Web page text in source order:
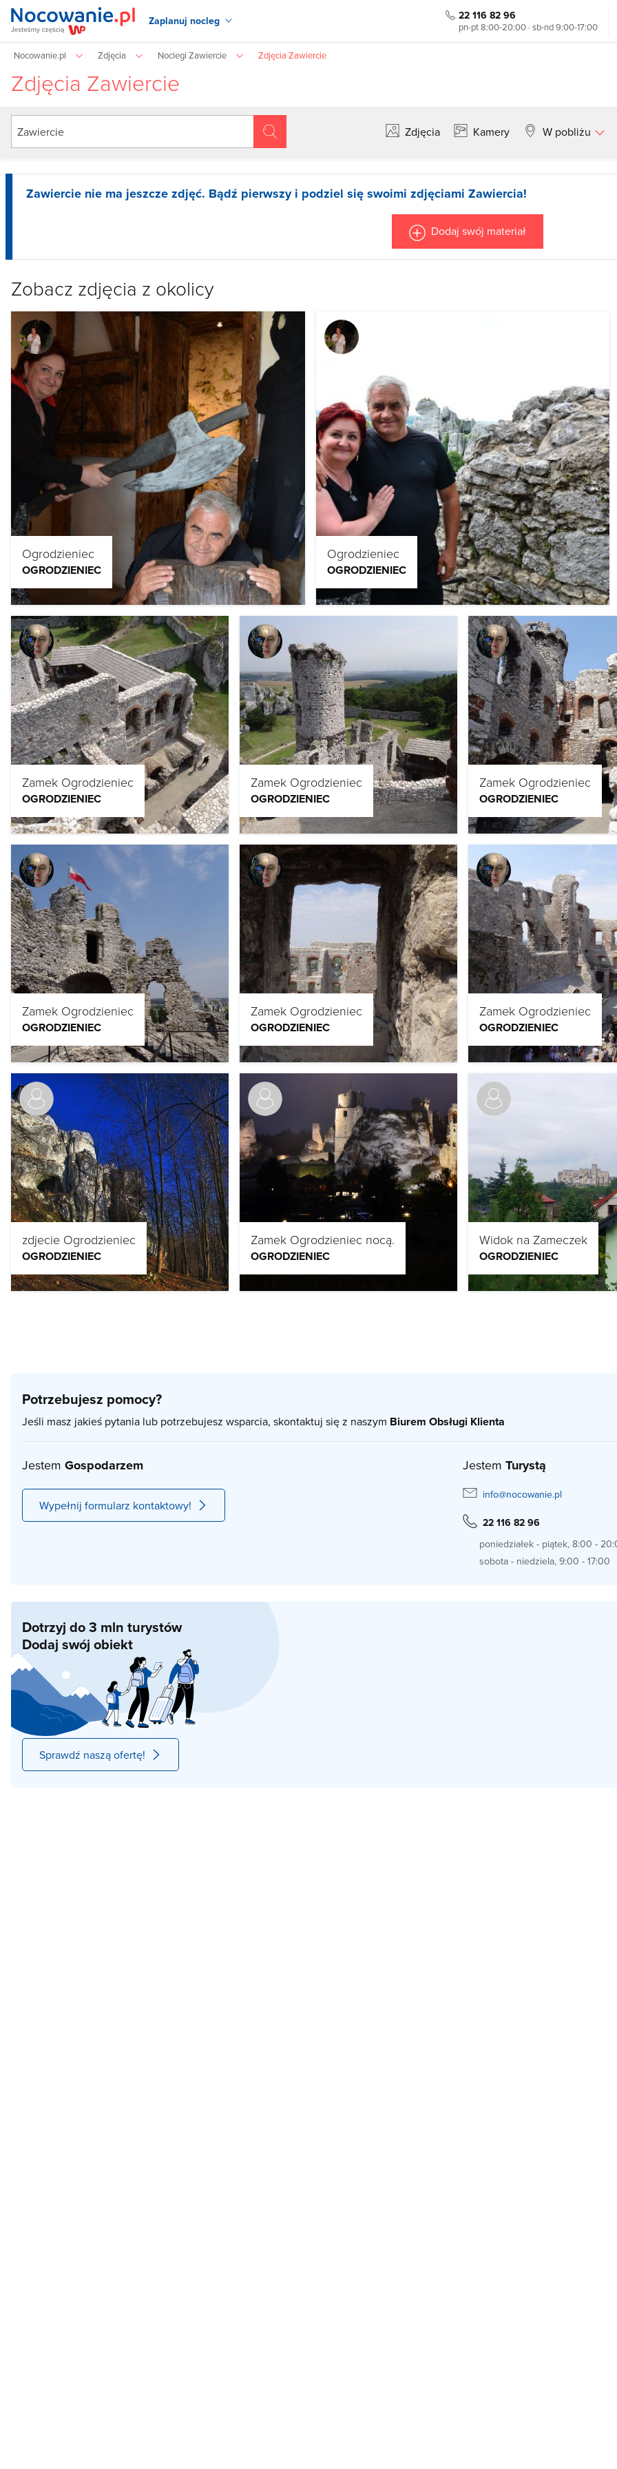
Zaplanuj nocleg 22 116 82 96
pn-pt 8:00-20:00 · sb-nd 9:00-17:00
Nocowanie.pl Zdjęcia Noclegi Zawiercie Zdjęcia Zawiercie
Zdjęcia Zawiercie
Zdjęcia Kamery W pobliżu
Zawiercie nie ma jeszcze zdjęć. Bądź pierwszy i podziel się swoimi zdjęciami Zawiercia!
Dodaj swój materiał
Zobacz zdjęcia z okolicy
Ogrodzieniec
OGRODZIENIEC
Ogrodzieniec
OGRODZIENIEC
Zamek Ogrodzieniec
OGRODZIENIEC
Zamek Ogrodzieniec
OGRODZIENIEC
Zamek Ogrodzieniec
OGRODZIENIEC
Zamek Ogrodzieniec
OGRODZIENIEC
Zamek Ogrodzieniec
OGRODZIENIEC
Zamek Ogrodzieniec
OGRODZIENIEC
zdjecie Ogrodzieniec
OGRODZIENIEC
Zamek Ogrodzieniec nocą.
OGRODZIENIEC
Widok na Zameczek
OGRODZIENIEC
Potrzebujesz pomocy?
Jeśli masz jakieś pytania lub potrzebujesz wsparcia, skontaktuj się z naszym Biurem Obsługi Klienta
Jestem Gospodarzem
Wypełnij formularz kontaktowy!
Jestem Turystą
info@nocowanie.pl
22 116 82 96
poniedziałek - piątek, 8:00 -
sobota - niedziela, 9:00 - 17:00
Dotrzyj do 3 mln turystów
Dodaj swój obiekt
Sprawdź naszą ofertę!